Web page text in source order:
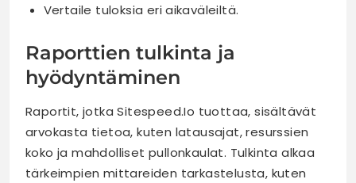
Vertaile tuloksia eri aikaväleiltä.
Raporttien tulkinta ja
hyödyntäminen
Raportit, jotka Sitespeed.Io tuottaa, sisältävät
arvokasta tietoa, kuten latausajat, resurssien
koko ja mahdolliset pullonkaulat. Tulkinta alkaa
tärkeimpien mittareiden tarkastelusta, kuten